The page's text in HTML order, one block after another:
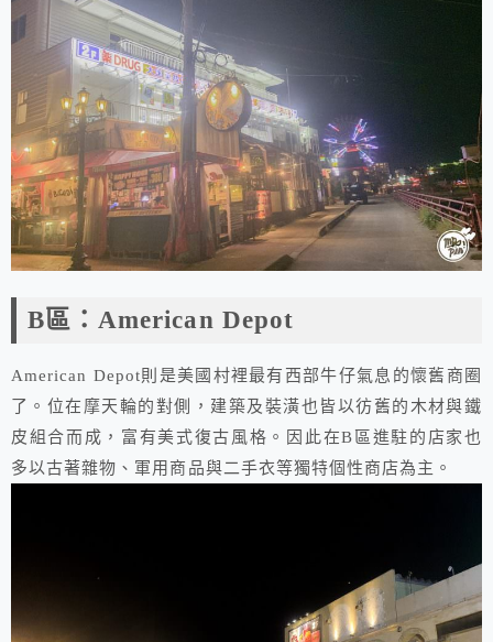
B區：American Depot
American Depot則是美國村裡最有西部牛仔氣息的懷舊商圈
了。位在摩天輪的對側，建築及裝潢也皆以彷舊的木材與鐵
皮組合而成，富有美式復古風格。因此在B區進駐的店家也
多以古著雜物、軍用商品與二手衣等獨特個性商店為主。